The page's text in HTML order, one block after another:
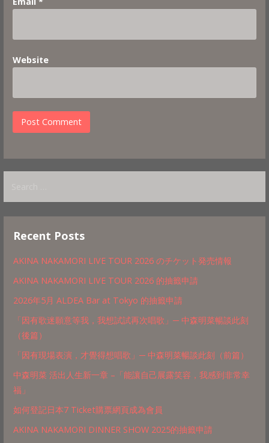
Website
Recent Posts
AKINA NAKAMORI LIVE TOUR 2026 のチケット発売情報
AKINA NAKAMORI LIVE TOUR 2026 的抽籤申請
2026年5月 ALDEA Bar at Tokyo 的抽籤申請
「因有歌迷願意等我，我想試試再次唱歌」─ 中森明菜暢談此刻
（後篇）
「因有現場表演，才覺得想唱歌」─ 中森明菜暢談此刻（前篇）
中森明菜 活出人生新一章 –「能讓自己展露笑容，我感到非常幸
福」
如何登記日本7 Ticket購票網頁成為會員
AKINA NAKAMORI DINNER SHOW 2025的抽籤申請